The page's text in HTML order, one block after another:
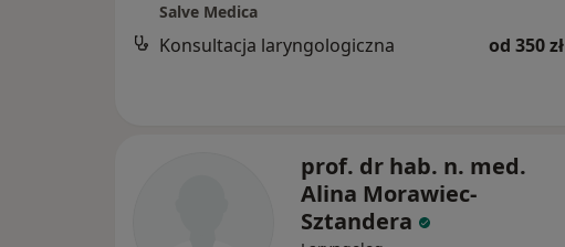
Salve Medica
Konsultacja laryngologiczna od 350 zł
prof. dr hab. n. med.
Alina Morawiec-
Sztandera